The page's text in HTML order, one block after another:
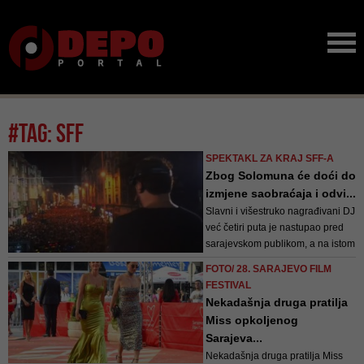
#tag: sff
SPEKTAKL ZA KRAJ SFF-A
Zbog Solomuna će doći do
izmjene saobraćaja i odvi...
Slavni i višestruko nagrađivani DJ
već četiri puta je nastupao pred
sarajevskom publikom, a na istom
desetine hiljada ljudi. Tada se i
sam zahvalio svojim obožavatelj...
FOTO/ 28. SARAJEVO FILM
FESTIVAL
Nekadašnja druga pratilja
Miss opkoljenog
Sarajeva...
Nekadašnja druga pratilja Miss